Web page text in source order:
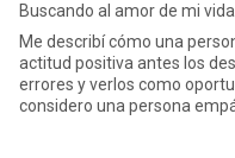
Buscando al amor de mi vida
Me describí cómo una
actitud positiva antes los
errores y verlos como
considero una persona